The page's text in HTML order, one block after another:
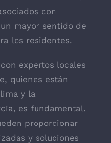
con
mayor sentido de
los residentes.
expertos locales
quienes están
y la
es fundamental.
proporcionar
y soluciones